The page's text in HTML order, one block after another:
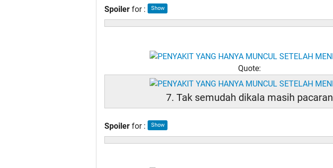
Spoiler for :
Quote:
7. Tak semudah dikala masih pacaran
Spoiler for :